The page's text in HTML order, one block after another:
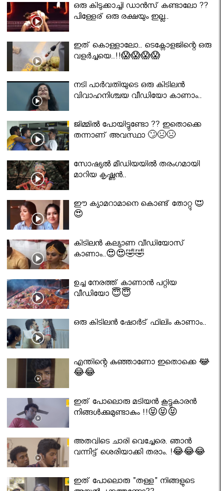
ഒരു കിടുക്കാച്ചി ഡാൻസ് കണ്ടാലോ ??
പിള്ളേര് ഒരു രക്ഷയും ഇല്ല..
ഇത് കൊള്ളാലോ.. ടെക്നോളജിന്റെ ഒരു
വളർച്ചയെ..!!😱😱😱😱
നടി പാർവതിയുടെ ഒരു കിടിലൻ
വിവാഹനിശ്ചയ വീഡിയോ കാണാം..
ജിമ്മിൽ പോയിട്ടുണ്ടോ ?? ഇതൊക്കെ
തന്നാണ് അവസ്ഥാ 🙄😣😣
സോഷ്യൽ മീഡിയയിൽ തരംഗമായി
മാറിയ കൃഷ്ണൻ..
ഈ ക്യാമറാമാനെ കൊണ്ട് തോറ്റു 😍
😍
കിടിലൻ കല്യാണ വീഡിയോസ്
കാണാം..😍😍🤣🤣
ഉച്ച നേരത്ത് കാണാൻ പറ്റിയ
വീഡിയോ 😇😇
ഒരു കിടിലൻ ഷോർട് ഫിലിം കാണാം..
എന്തിന്റെ കുഞ്ഞാണോ ഇതൊക്കെ 😂
😂😂
ഇത് പോലൊരു മടിയൻ കൂട്ടുകാരൻ
നിങ്ങൾക്കുമുണ്ടാകും !!😝😝😝
അതവിടെ ചാരി വെച്ചേരെ. ഞാൻ
വന്നിട്ട് ശെരിയാക്കി തരാം. !😂😂😂
ഇത് പോലൊരു "തള്ള" നിങ്ങളുടെ